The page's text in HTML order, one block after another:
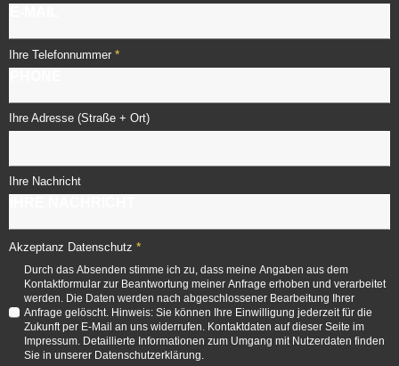
Ihre Telefonnummer *
Ihre Adresse (Straße + Ort)
Ihre Nachricht
Akzeptanz Datenschutz *
Durch das Absenden stimme ich zu, dass meine Angaben aus dem
Kontaktformular zur Beantwortung meiner Anfrage erhoben und verarbeitet
werden. Die Daten werden nach abgeschlossener Bearbeitung Ihrer
Anfrage gelöscht. Hinweis: Sie können Ihre Einwilligung jederzeit für die
Zukunft per E-Mail an uns widerrufen. Kontaktdaten auf dieser Seite im
Impressum. Detaillierte Informationen zum Umgang mit Nutzerdaten finden
Sie in unserer Datenschutzerklärung.